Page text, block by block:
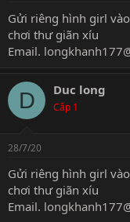
Gửi riêng hình girl
chơi thư giãn xíu
Email.
D Duc long
Cấp 1
28/7/20
Gửi riêng hình girl
chơi thư giãn xíu
Email.